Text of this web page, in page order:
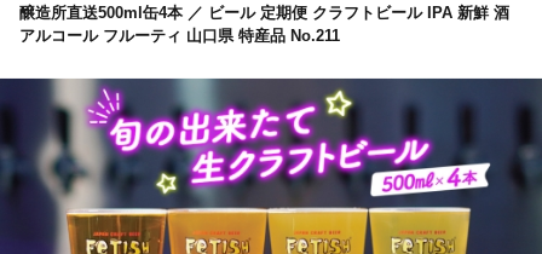
醸造所直送500ml缶4本 ／ ビール 定期便 クラフトビール IPA 新鮮 酒
アルコール フルーティ 山口県 特産品 No.211